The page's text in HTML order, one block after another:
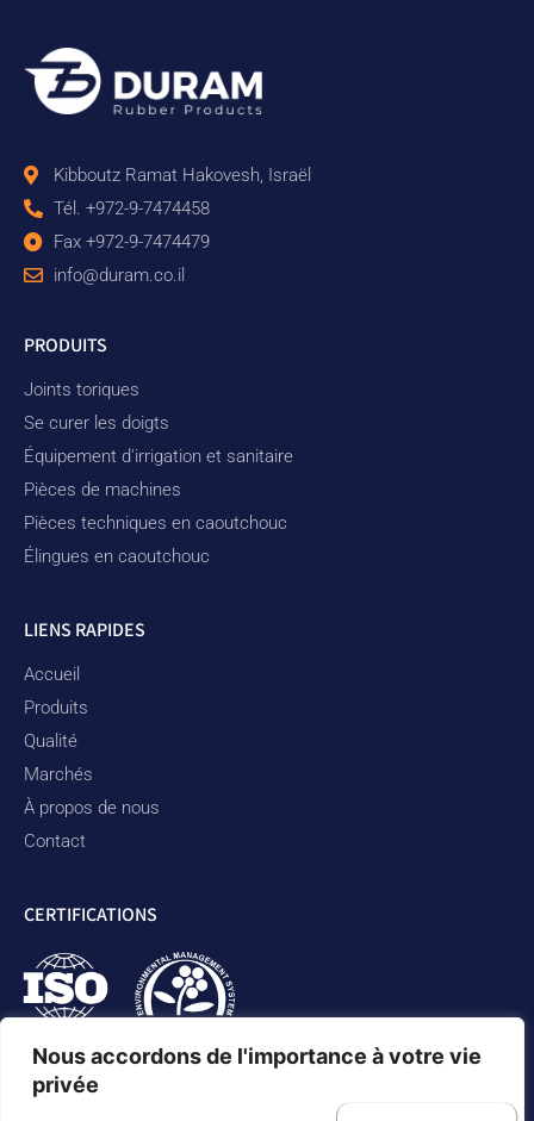
Nous accordons de l'importance à votre vie
privée
Kibboutz Ramat Hakovesh, Israël
Tél. +972-9-7474458
Fax +972-9-7474479
info@duram.co.il
PRODUITS
Joints toriques
Se curer les doigts
Équipement d'irrigation et sanitaire
Pièces de machines
Pièces techniques en caoutchouc
Élingues en caoutchouc
LIENS RAPIDES
Accueil
Produits
Qualité
Marchés
À propos de nous
Contact
CERTIFICATIONS